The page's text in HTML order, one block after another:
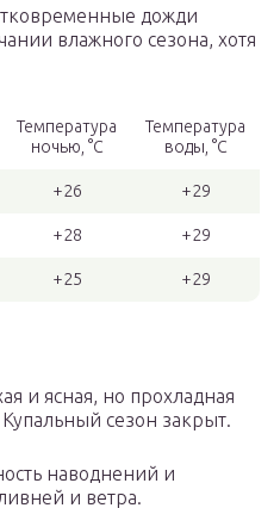
дожди
влажного сезона, хотя
Температура
ночью, °С
Температура
воды, °С
+26 +29
+28 +29
+25 +29
и ясная, но прохладная
сезон закрыт.
наводнений и
и ветра.